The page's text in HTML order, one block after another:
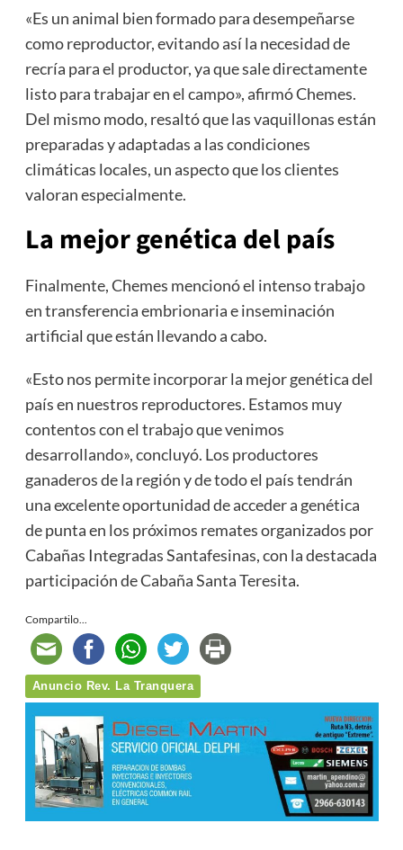
«Es un animal bien formado para desempeñarse
como reproductor, evitando así la necesidad de
recría para el productor, ya que sale directamente
listo para trabajar en el campo», afirmó Chemes.
Del mismo modo, resaltó que las vaquillonas están
preparadas y adaptadas a las condiciones
climáticas locales, un aspecto que los clientes
valoran especialmente.
La mejor genética del país
Finalmente, Chemes mencionó el intenso trabajo
en transferencia embrionaria e inseminación
artificial que están llevando a cabo.
«Esto nos permite incorporar la mejor genética del
país en nuestros reproductores. Estamos muy
contentos con el trabajo que venimos
desarrollando», concluyó. Los productores
ganaderos de la región y de todo el país tendrán
una excelente oportunidad de acceder a genética
de punta en los próximos remates organizados por
Cabañas Integradas Santafesinas, con la destacada
participación de Cabaña Santa Teresita.
Compartilo...
Anuncio Rev. La Tranquera